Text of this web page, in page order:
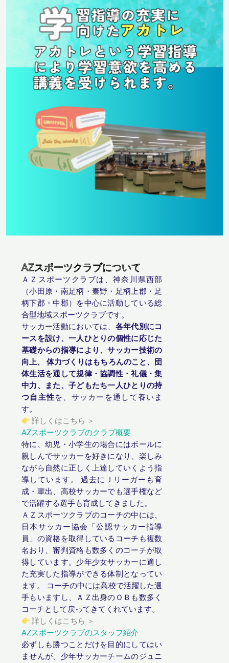
AZスポーツクラブについて
ＡＺスポーツクラブは、神奈川県西部
（小田原・南足柄・秦野・足柄上郡・足
柄下郡・中郡）を中心に活動している総
合型地域スポーツクラブです。
サッカー活動においては、 各年代別にコ
ースを設け、一人ひとりの個性に応じた
基礎からの指導により、サッカー技術の
向上、 体力づくりはもちろんのこと、団
体生活を通して規律・協調性・礼儀・集
中力、また、子どもたち一人ひとりの持
つ自主性を、サッカーを通して養いま
す。
詳しくはこちら ＞
AZスポーツクラブのクラブ概要
特に、幼児・小学生の場合にはボールに
親しんでサッカーを好きになり、楽しみ
ながら自然に正しく上達していくよう指
導しています。 過去にＪリーガーも育
成・輩出、高校サッカーでも選手権など
で活躍する選手も育成してきました。
ＡＺスポーツクラブのコーチの中には、
日本サッカー協会「公認サッカー指導
員」の資格を取得しているコーチも複数
名おり、審判資格も数多くのコーチが取
得しています。少年少女サッカーに適し
た充実した指導ができる体制となってい
ます。 コーチの中には高校で活躍した選
手もいますし、ＡＺ出身のＯＢも数多く
コーチとして戻ってきてくれています。
詳しくはこちら ＞
AZスポーツクラブのスタッフ紹介
必ずしも勝つことだけを目的にしてはい
ませんが、少年サッカーチームのジュニ